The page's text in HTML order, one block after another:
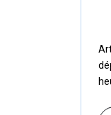
Article 17 — Les dispositifs sonores utilisés pour effaroucher les populations excédentaires d’oiseaux